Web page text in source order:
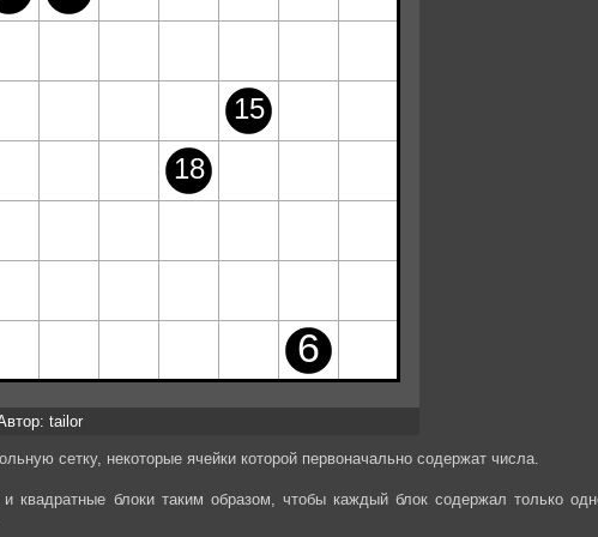
tailor
сетку, некоторые ячейки которой первоначально содержат числа.
квадратные блоки таким образом, чтобы каждый блок содержал только